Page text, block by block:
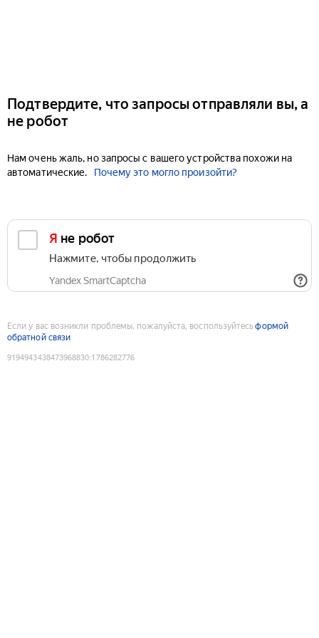
Подтвердите, что запросы отправляли вы, а
не робот
Нам очень жаль, но запросы с вашего устройства похожи на
автоматические.
Почему это могло произойти?
Я не робот
Нажмите, чтобы продолжить
Yandex SmartCaptcha
Если у вас возникли проблемы, пожалуйста, воспользуйтесьформой
обратной связи
9194943438473968830:1786282776